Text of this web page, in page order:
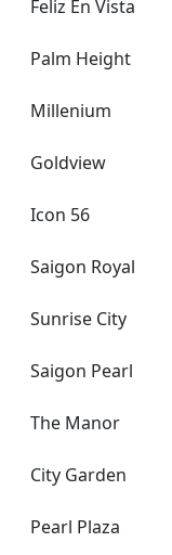
Feliz En Vista
Palm Height
Millenium
Goldview
Icon 56
Saigon Royal
Sunrise City
Saigon Pearl
The Manor
City Garden
Pearl Plaza